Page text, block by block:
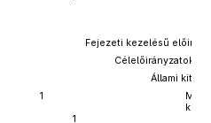
Fejezeti kezelésű
Célelőirányzatok
Állami
1
1